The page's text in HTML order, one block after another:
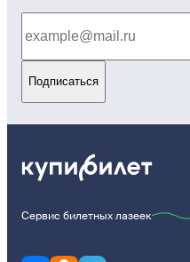
Подписаться
Сервис билетных лазеек